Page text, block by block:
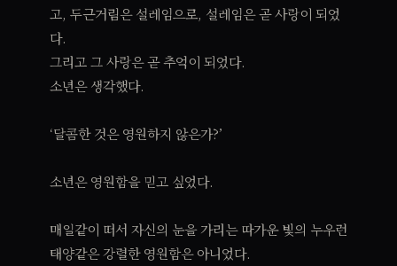
고, 두근거림은 설레임으로, 설레임은 곧 사랑이 되었
다.
그리고 그 사랑은 곧 추억이 되었다.
소년은 생각했다.
‘달콤한 것은 영원하지 않은가?’
소년은 영원함을 믿고 싶었다.
매일같이 떠서 자신의 눈을 가리는 따가운 빛의 누우런
태양같은 강렬한 영원함은 아니었다.